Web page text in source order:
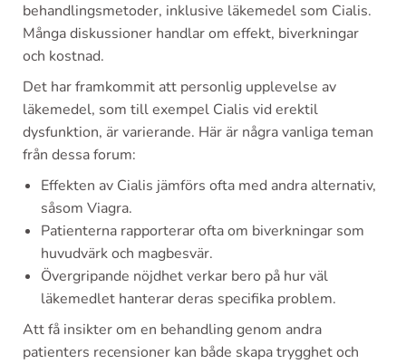
behandlingsmetoder, inklusive läkemedel som Cialis.
Många diskussioner handlar om effekt, biverkningar
och kostnad.
Det har framkommit att personlig upplevelse av
läkemedel, som till exempel Cialis vid erektil
dysfunktion, är varierande. Här är några vanliga teman
från dessa forum:
Effekten av Cialis jämförs ofta med andra alternativ,
såsom Viagra.
Patienterna rapporterar ofta om biverkningar som
huvudvärk och magbesvär.
Övergripande nöjdhet verkar bero på hur väl
läkemedlet hanterar deras specifika problem.
Att få insikter om en behandling genom andra
patienters recensioner kan både skapa trygghet och